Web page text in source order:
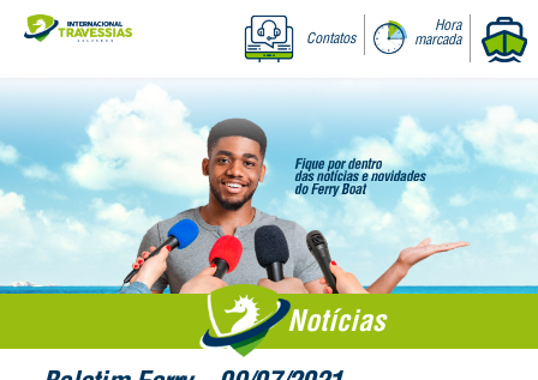
Contatos
Hora
marcada
Notícias